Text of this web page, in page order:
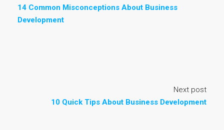
14 Common Misconceptions About Business
Development
Next post
10 Quick Tips About Business Development